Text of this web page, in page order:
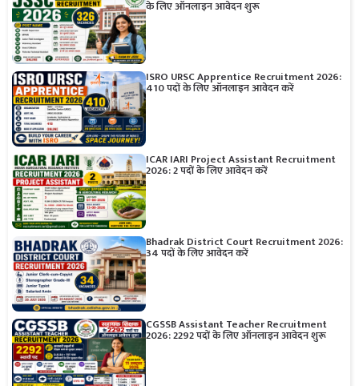
के लिए ऑनलाइन आवेदन शुरू
ISRO URSC Apprentice Recruitment 2026:
410 पदों के लिए ऑनलाइन आवेदन करें
ICAR IARI Project Assistant Recruitment
2026: 2 पदों के लिए आवेदन करें
Bhadrak District Court Recruitment 2026:
34 पदों के लिए आवेदन करें
CGSSB Assistant Teacher Recruitment
2026: 2292 पदों के लिए ऑनलाइन आवेदन शुरू